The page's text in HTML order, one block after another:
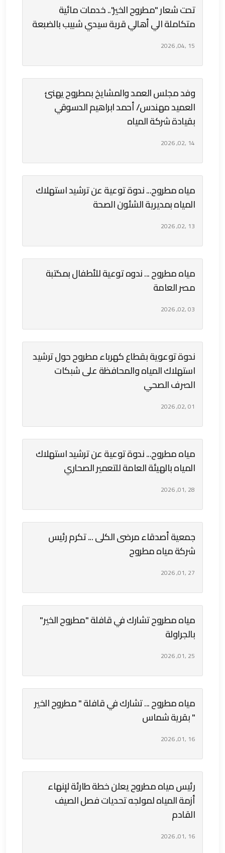
تحت شعار "مطروح الخير".. خدمات مائية
متكاملة الي أهالي قرية سيدي شبيب بالضبعة
15 ,04, 2026
وفد مجلس العمد والمشايخ بمطروح يهنئ
العميد مهندس/ أحمد ابراهيم الدسوقي
بقيادة شركة المياه
14 ,02, 2026
مياه مطروح... ندوة توعية عن ترشيد استهلاك
المياه بمديرية الشئون الصحة
13 ,02, 2026
مياه مطروح ... ندوه توعية للأطفال بمكتبة
مصر العامة
03 ,02, 2026
ندوة توعوية بقطاع كهرباء مطروح حول ترشيد
استهلاك المياه والمحافظة على شبكات
الصرف الصحي
01 ,02, 2026
مياه مطروح... ندوة توعية عن ترشيد استهلاك
المياه بالهيئة العامة للتعمير الصحاري
28 ,01, 2026
جمعية أصدقاء مرضى الكلى ... تكرم رئيس
شركة مياه مطروح
27 ,01, 2026
مياه مطروح تشارك في قافلة "مطروح الخير"
بالجراولة
25 ,01, 2026
مياه مطروح ... تشارك في قافلة " مطروح الخير
" بقرية شماس
16 ,01, 2026
رئيس مياه مطروح يعلن خطة طارئة لإنهاء
أزمة المياه لمولجه تحديات فصل الصيف
القادم
16 ,01, 2026